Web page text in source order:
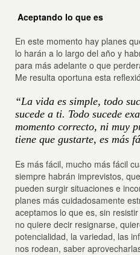
Aceptando lo que es
En este momento hay planes
lo harán a lo largo del año y
para más adelante o que
Me resulta oportuna esta
“La vida es simple, todo
sucede a ti. Todo sucede
momento correcto, ni muy
tiene que gustarte, es más
Es más fácil, mucho más fácil
siempre habrán imprevistos,
pueden surgir situaciones e
planes más cuidadosamente
aceptamos lo que es, sin
no quiere decir resignarse,
potencialidad, la variedad, las
nos rodean, saber